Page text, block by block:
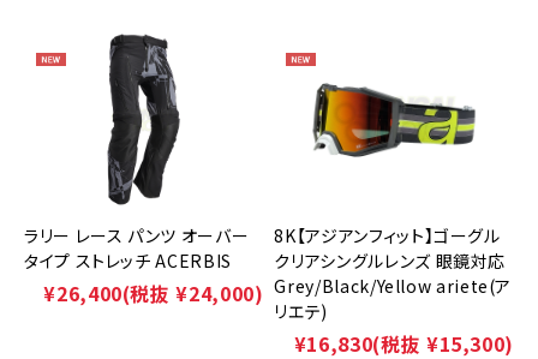
ラリー レース パンツ オーバー
タイプ ストレッチ ACERBIS
¥26,400(税抜 ¥24,000)
8K【アジアンフィット】ゴーグル
クリアシングルレンズ 眼鏡対応
Grey/Black/Yellow ariete(ア
リエテ)
¥16,830(税抜 ¥15,300)